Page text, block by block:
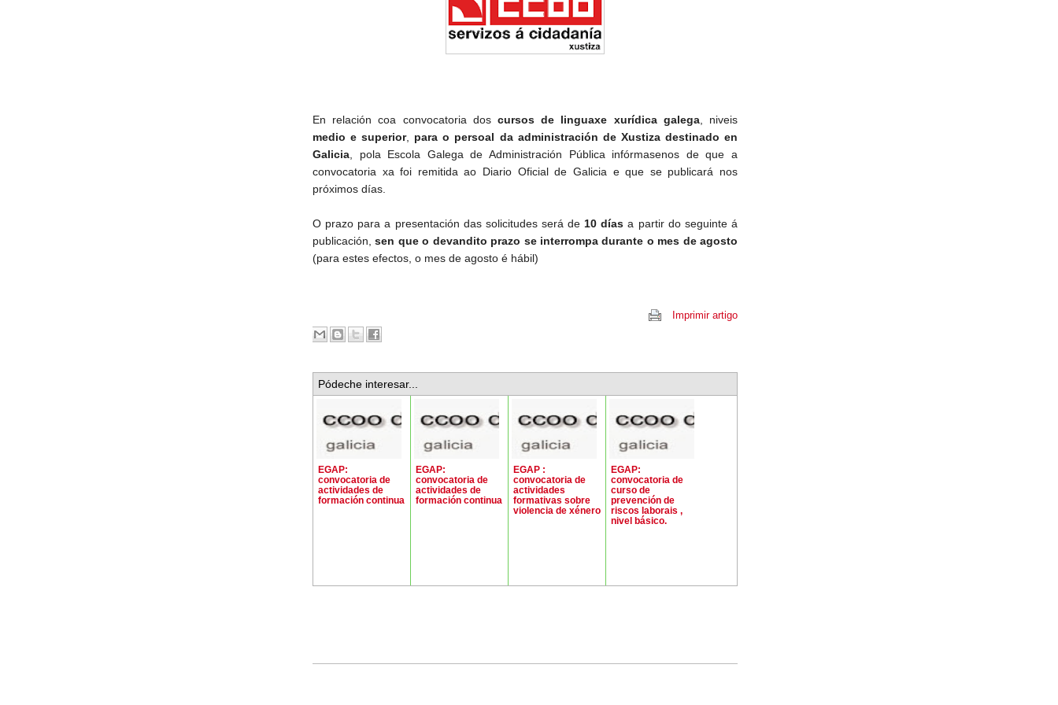
En relación coa convocatoria dos cursos de linguaxe xurídica galega, niveis
medio e superior,
para o persoal da administración de Xustiza destinado en
Galicia , pola Escola Galega de Administración Pública infórmasenos de que a
convocatoria xa foi remitida ao Diario Oficial de Galicia e que se publicará nos
próximos días.
O prazo para a presentación das solicitudes será de 10 días a partir do seguinte á
publicación,sen que o devandito prazo se interrompa durante o mes de agosto
(para estes efectos, o mes de agosto é hábil)
Imprimir artigo
Pódeche interesar...
EGAP:
convocatoria de
actividades de
formación continua
EGAP:
convocatoria de
actividades de
formación continua
EGAP :
convocatoria de
actividades
formativas sobre
violencia de xénero
EGAP:
convocatoria de
curso de
prevención de
riscos laborais ,
nivel básico.